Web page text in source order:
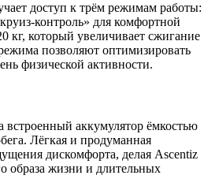
доступ к трём режимам работы:
контроль» для комфортной
кг, который увеличивает сжигание
позволяют оптимизировать
физической активности.
встроенный аккумулятор ёмкостью
Лёгкая и продуманная
дискомфорта, делая Ascentiz
образа жизни и длительных